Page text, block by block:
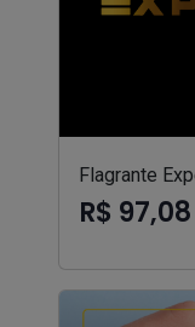
Flagrante
R$ 97,08